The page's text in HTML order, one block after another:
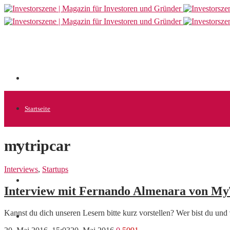
Startseite
Allgemein
News
mytripcar
Interviews, Startups
Interview mit Fernando Almenara von
Kannst du dich unseren Lesern bitte kurz vorstellen? Wer bist du